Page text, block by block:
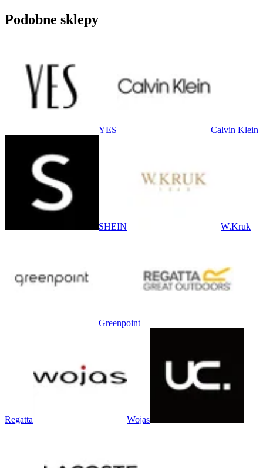
Podobne sklepy
YES Calvin Klein
SHEIN W.Kruk
Greenpoint
Regatta Wojas